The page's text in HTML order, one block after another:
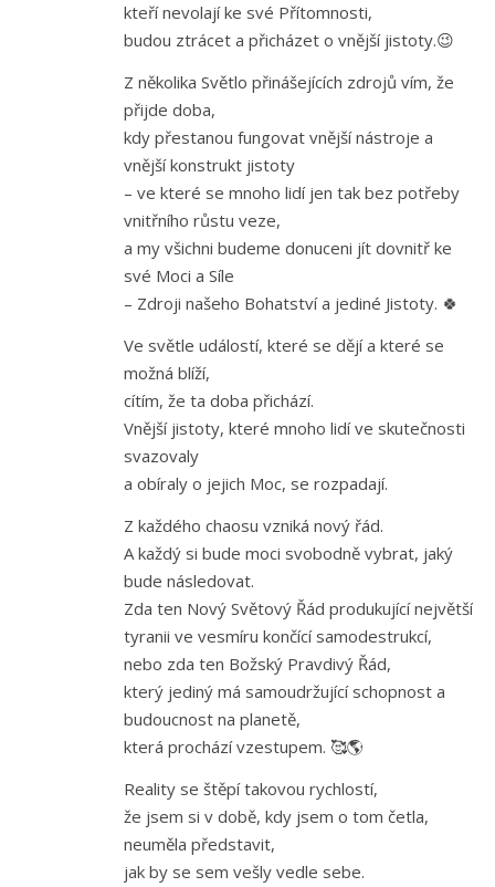
kteří nevolají ke své Přítomnosti,
budou ztrácet a přicházet o vnější jistoty.😉
Z několika Světlo přinášejících zdrojů vím, že
přijde doba,
kdy přestanou fungovat vnější nástroje a
vnější konstrukt jistoty
– ve které se mnoho lidí jen tak bez potřeby
vnitřního růstu veze,
a my všichni budeme donuceni jít dovnitř ke
své Moci a Síle
– Zdroji našeho Bohatství a jediné Jistoty. 🍀
Ve světle událostí, které se dějí a které se
možná blíží,
cítím, že ta doba přichází.
Vnější jistoty, které mnoho lidí ve skutečnosti
svazovaly
a obíraly o jejich Moc, se rozpadají.
Z každého chaosu vzniká nový řád.
A každý si bude moci svobodně vybrat, jaký
bude následovat.
Zda ten Nový Světový Řád produkující největší
tyranii ve vesmíru končící samodestrukcí,
nebo zda ten Božský Pravdivý Řád,
který jediný má samoudržující schopnost a
budoucnost na planetě,
která prochází vzestupem. 🥰🌎
Reality se štěpí takovou rychlostí,
že jsem si v době, kdy jsem o tom četla,
neuměla představit,
jak by se sem vešly vedle sebe.